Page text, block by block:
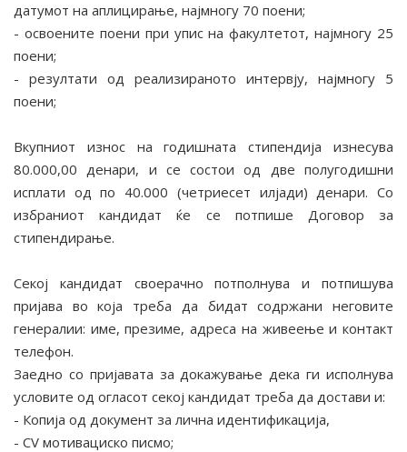
датумот на аплицирање, најмногу 70 поени;
- освоените поени при упис на факултетот, најмногу 25
поени;
- резултати од реализираното интервју, најмногу 5
поени;
Вкупниот износ на годишната стипендија изнесува
80.000,00 денари, и се состои од две полугодишни
исплати од по 40.000 (четриесет илјади) денари. Со
избраниот кандидат ќе се потпише Договор за
стипендирање.
Секој кандидат своерачно потполнува и потпишува
пријава во која треба да бидат содржани неговите
генералии: име, презиме, адреса на живеење и контакт
телефон.
Заедно со пријавата за докажување дека ги исполнува
условите од огласот секој кандидат треба да достави и:
- Копија од документ за лична идентификација,
- CV мотивациско писмо;